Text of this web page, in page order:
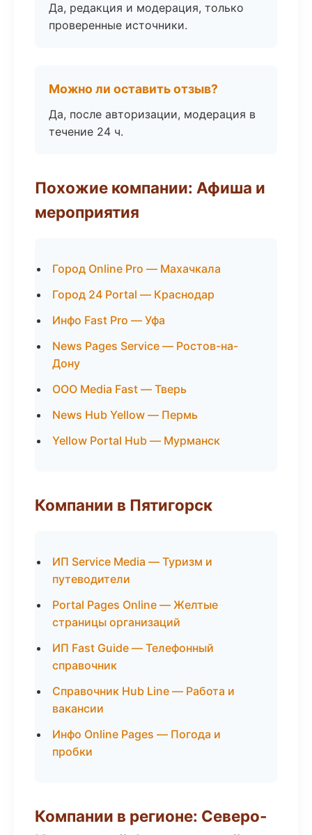
Да, редакция и модерация, только
проверенные источники.
Можно ли оставить отзыв?
Да, после авторизации, модерация в
течение 24 ч.
Похожие компании: Афиша и
мероприятия
Город Online Pro — Махачкала
Город 24 Portal — Краснодар
Инфо Fast Pro — Уфа
News Pages Service — Ростов-на-
Дону
ООО Media Fast — Тверь
News Hub Yellow — Пермь
Yellow Portal Hub — Мурманск
Компании в Пятигорск
ИП Service Media — Туризм и
путеводители
Portal Pages Online — Желтые
страницы организаций
ИП Fast Guide — Телефонный
справочник
Справочник Hub Line — Работа и
вакансии
Инфо Online Pages — Погода и
пробки
Компании в регионе: Северо-